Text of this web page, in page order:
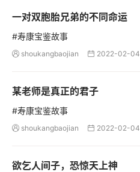
一对双胞胎兄弟的不同命运
#寿康宝鉴故事
 shoukangbaojian  2022-02-04
某老师是真正的君子
#寿康宝鉴故事
 shoukangbaojian  2022-02-04
欲乞人间子，恐惊天上神